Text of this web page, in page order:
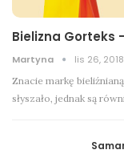
Bielizna Gorteks
Martyna lis 26, 2018
Znacie markę
słyszało, jednak są